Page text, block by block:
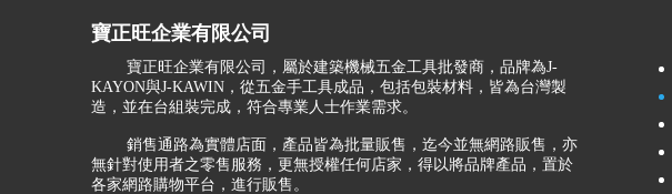
寶正旺企業有限公司
寶正旺企業有限公司，屬於建築機械五金工具批發商，品牌為J-
KAYON與J-KAWIN，從五金手工具成品，包括包裝材料，皆為台灣製
造，並在台組裝完成，符合專業人士作業需求。
銷售通路為實體店面，產品皆為批量販售，迄今並無網路販售，亦
無針對使用者之零售服務，更無授權任何店家，得以將品牌產品，置於
各家網路購物平台，進行販售。